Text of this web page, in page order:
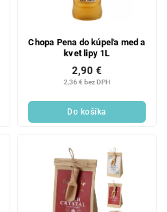
Chopa Pena do kúpeľa med a
kvet lipy 1L
2,36 € bez DPH
2,90 €
Do košíka